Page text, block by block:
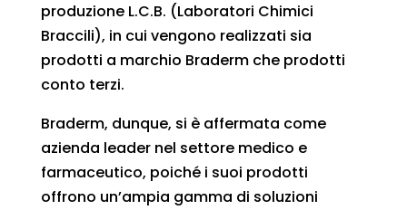
produzione L.C.B. (Laboratori Chimici
Braccili), in cui vengono realizzati sia
prodotti a marchio Braderm che prodotti
conto terzi.
Braderm, dunque, si è affermata come
azienda leader nel settore medico e
farmaceutico, poiché i suoi prodotti
offrono un’ampia gamma di soluzioni